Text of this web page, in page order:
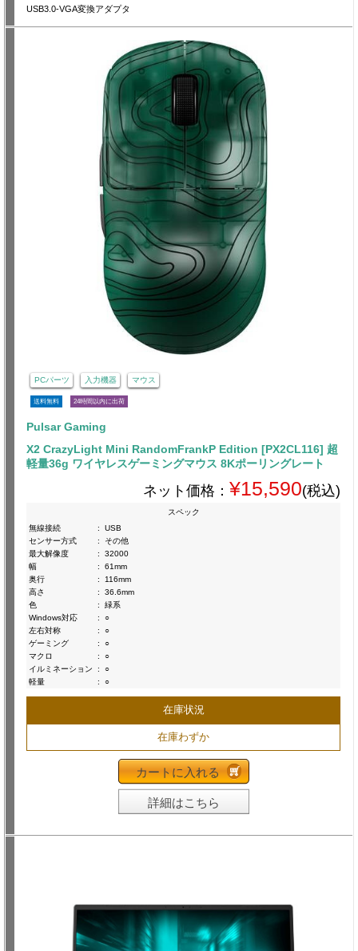
USB3.0-VGA変換アダプタ
PCパーツ 入力機器 マウス
送料無料 24時間以内に出荷
Pulsar Gaming
X2 CrazyLight Mini RandomFrankP Edition [PX2CL116] 超
軽量36g ワイヤレスゲーミングマウス 8Kポーリングレート
ネット価格： ¥15,590(税込)
スペック
無線接続
:
USB
センサー方式
:
その他
最大解像度
:
32000
幅
:
61mm
奥行
:
116mm
高さ
:
36.6mm
色
:
緑系
Windows対応
:
○
左右対称
:
○
ゲーミング
:
○
マクロ
:
○
イルミネーション
:
○
軽量
: ○
在庫状況
在庫わずか
カートに入れる
詳細はこちら